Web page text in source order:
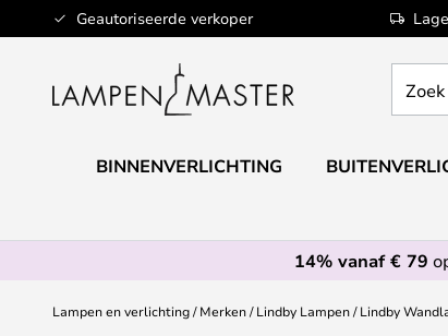
Geautoriseerde verkoper
Ga
naar
inhoud
hier
de
BINNENVERLICHTING
14% vanaf € 79
Lampen en verlichting Merken Lindby Lampen Lindby